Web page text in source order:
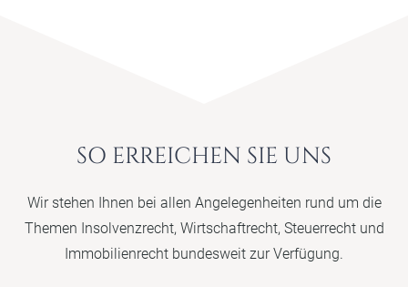
SO ERREICHEN SIE UNS
Wir stehen Ihnen bei allen Angelegenheiten rund um die
Themen Insolvenzrecht, Wirtschaftrecht, Steuerrecht und
Immobilienrecht bundesweit zur Verfügung.